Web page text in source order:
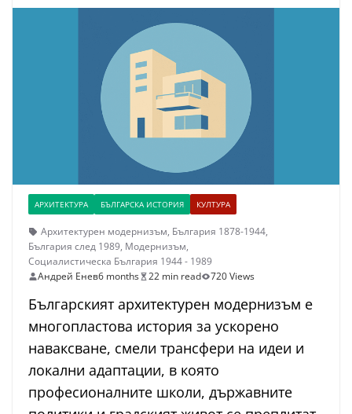
АРХИТЕКТУРА БЪЛГАРСКА ИСТОРИЯ КУЛТУРА
Архитектурен модернизъм, България 1878-1944,
България след 1989, Модернизъм,
Социалистическа България 1944 - 1989
Андрей Енев6 months 22 min read 720 Views
Българският архитектурен модернизъм е
многопластова история за ускорено
наваксване, смели трансфери на идеи и
локални адаптации, в която
професионалните школи, държавните